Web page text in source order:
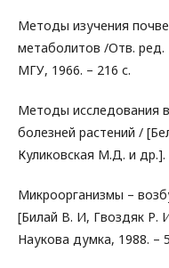
Методы изучения
метаболитов /Отв.
МГУ, 1966. – 216 с.
Методы исследования
болезней растений /
Куликовская М.Д. и др.].
Микроорганизмы –
[Билай В. И, Гвоздяк Р.
Наукова думка, 1988. –